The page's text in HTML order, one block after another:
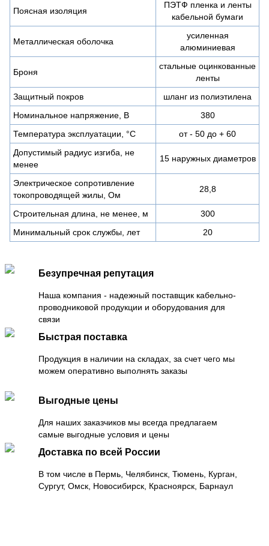
Поясная изоляция
ПЭТФ пленка и ленты
кабельной бумаги
Металлическая оболочка
усиленная
алюминиевая
Броня
стальные оцинкованные
ленты
Защитный покров
шланг из полиэтилена
Номинальное напряжение, В
380
Температура эксплуатации, °С
от - 50 до + 60
Допустимый радиус изгиба, не
менее
15 наружных диаметров
Электрическое сопротивление
токопроводящей жилы, Ом
28,8
Строительная длина, не менее, м
300
Минимальный срок службы, лет
20
Безупречная репутация
Наша компания - надежный поставщик кабельно-
проводниковой продукции и оборудования для
связи
Быстрая поставка
Продукция в наличии на складах, за счет чего мы
можем оперативно выполнять заказы
Выгодные цены
Для наших заказчиков мы всегда предлагаем
самые выгодные условия и цены
Доставка по всей России
В том числе в Пермь, Челябинск, Тюмень, Курган,
Сургут, Омск, Новосибирск, Красноярск, Барнаул